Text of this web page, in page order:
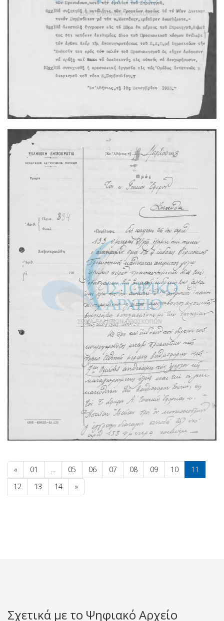
« 01 … 05 06 07 08 09 10
11
12
13 14 »
Σχετικά με το Ψηφιακό Αρχείο